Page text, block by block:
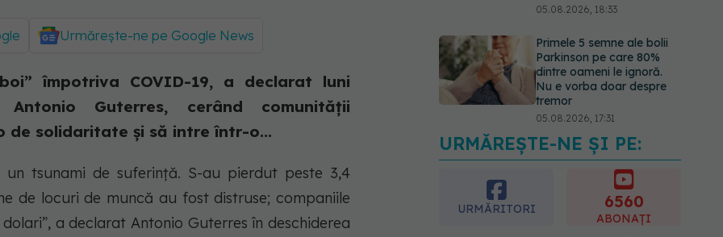
Urmărește-ne pe Google News
împotriva COVID-19, a declarat luni
Guterres, cerând comunității
de solidaritate și să intre într-o...
un tsunami de suferință. S-au pierdut peste 3,4
de locuri de muncă au fost distruse; companiile
a declarat Antonio Guterres în deschiderea
05.08.2026, 18:33
Primele 5 semne ale bolii
Parkinson pe care 80%
dintre oameni le ignoră.
Nu e vorba doar despre
tremor
05.08.2026, 17:31
Gabriela Cristea, manifest
pentru respect și
acceptare: Corpul
fiecăruia spune o poveste
05.08.2026, 21:23
URMĂREȘTE-NE ȘI PE:
URMĂRITORI 6560
ABONAȚI